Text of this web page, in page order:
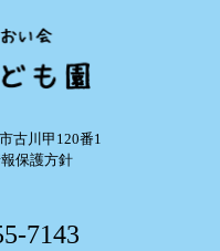
古川甲120番1
保護方針
7143